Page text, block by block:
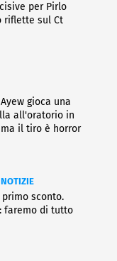
per Pirlo
riflette sul Ct
gioca una
all'oratorio in
ma il tiro è horror
primo sconto.
faremo di tutto